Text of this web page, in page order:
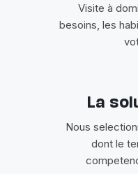
Visite à
besoins, les
La
Nous
dont le